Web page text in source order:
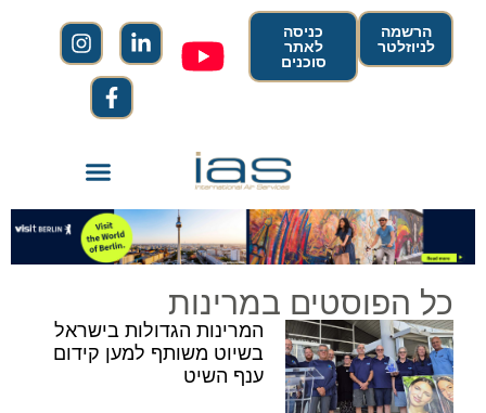
הרשמה
לניוזלטר
כניסה
לאתר
סוכנים
כל הפוסטים במרינות
המרינות הגדולות בישראל
בשיוט משותף למען קידום
ענף השיט